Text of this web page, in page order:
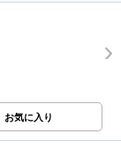
お気に入り